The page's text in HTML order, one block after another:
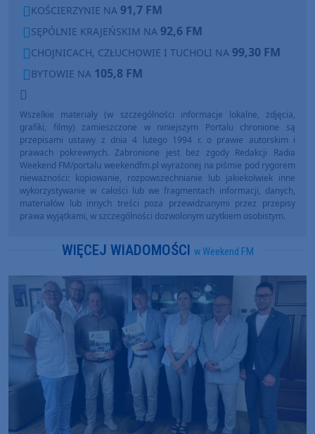
KOŚCIERZYNIE NA 91,7 FM
SĘPÓLNIE KRAJEŃSKIM NA 92,6 FM
CHOJNICACH, CZŁUCHOWIE I TUCHOLI NA 99,30 FM
BYTOWIE NA 105,8 FM
Wszelkie materiały (w szczególności informacje lokalne, zdjęcia,
grafiki, filmy) zamieszczone w niniejszym Portalu chronione są
przepisami ustawy z dnia 4 lutego 1994 r. o prawie autorskim i
prawach pokrewnych. Zabronione jest bez zgody Redakcji Radia
Weekend FM/portalu weekendfm.pl wyrażonej na piśmie pod rygorem
nieważności: kopiowanie, rozpowszechnianie lub jakiekolwiek inne
wykorzystywanie w całości lub we fragmentach informacji, danych,
materiałów lub innych treści poza przewidzianymi przez przepisy
prawa wyjątkami, w szczególności dozwolonym użytkiem osobistym.
WIĘCEJ WIADOMOŚCI w Weekend FM